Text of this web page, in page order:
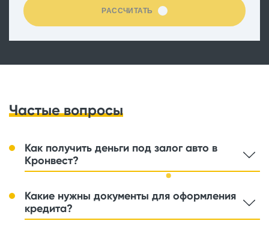
РАССЧИТАТЬ
Частые вопросы
Как получить деньги под залог авто в
Кронвест?
Какие нужны документы для оформления
кредита?